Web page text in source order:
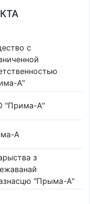
с
А"
"Прима-А"
А
з
"Прыма-А"